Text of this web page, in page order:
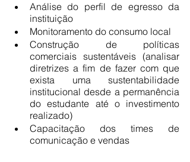
Análise do perfil de egresso da
instituição
Monitoramento do consumo local
Construção de políticas
comerciais sustentáveis (analisar
diretrizes a fim de fazer com que
exista uma sustentabilidade
institucional desde a permanência
do estudante até o investimento
realizado)
Capacitação dos times de
comunicação e vendas